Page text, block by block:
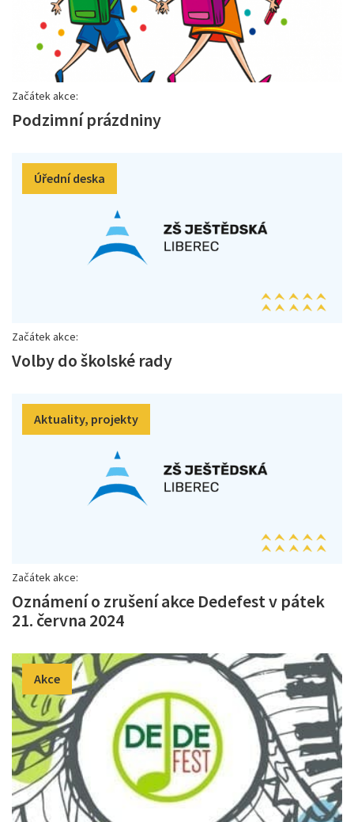
Začátek akce:
Podzimní prázdniny
Úřední deska
Začátek akce:
Volby do školské rady
Aktuality, projekty
Začátek akce:
Oznámení o zrušení akce Dedefest v pátek
21. června 2024
Akce